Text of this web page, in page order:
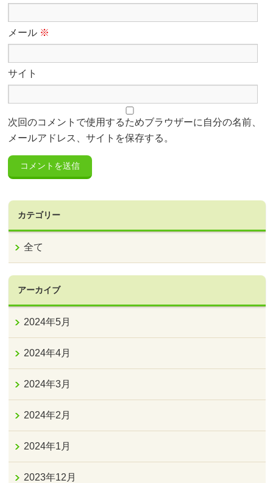
メール ※
サイト
次回のコメントで使用するためブラウザーに自分の名前、
メールアドレス、サイトを保存する。
カテゴリー
全て
アーカイブ
2024年5月
2024年4月
2024年3月
2024年2月
2024年1月
2023年12月